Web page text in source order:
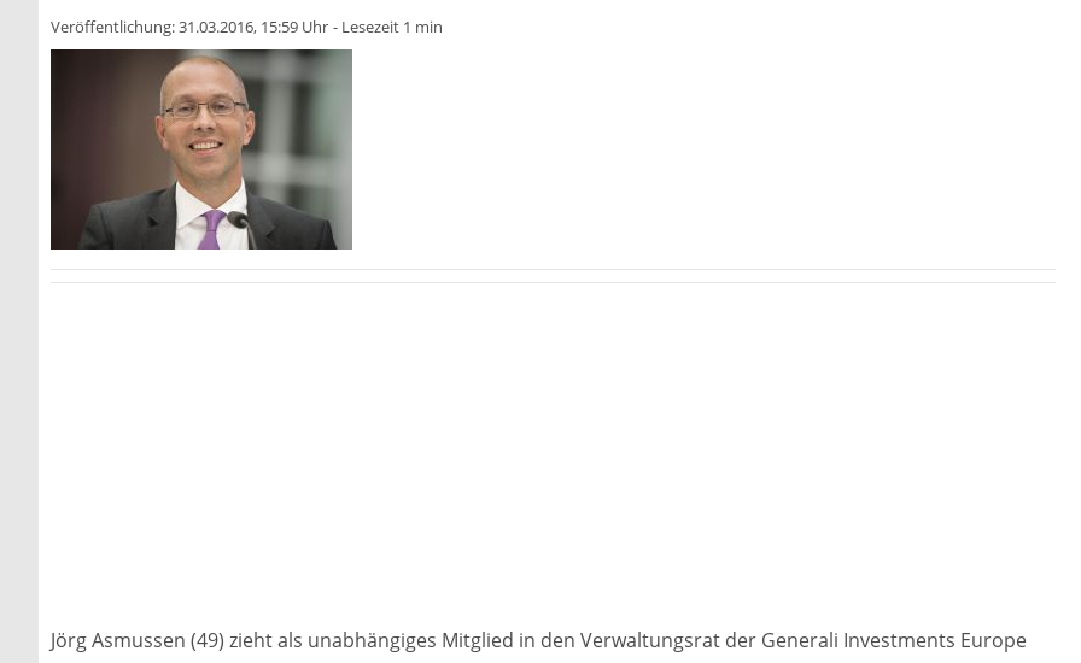
Veröffentlichung:31.03.2016, 15:59 Uhr - Lesezeit 1 min
Jörg Asmussen (49) zieht als unabhängiges Mitglied in den Verwaltungsrat der Generali Investments Europe